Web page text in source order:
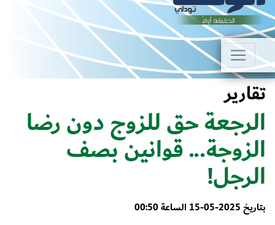
تقارير
الرجعة حق للزوج دون رضا
الزوجة... قوانين بصف
الرجل!
بتاريخ 2025-05-15 الساعة 00:50